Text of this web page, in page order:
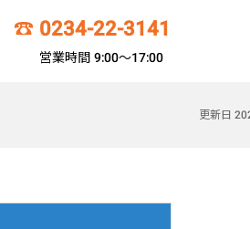
☎ 0234-22-3141
営業時間 9:00～17:00
更新日